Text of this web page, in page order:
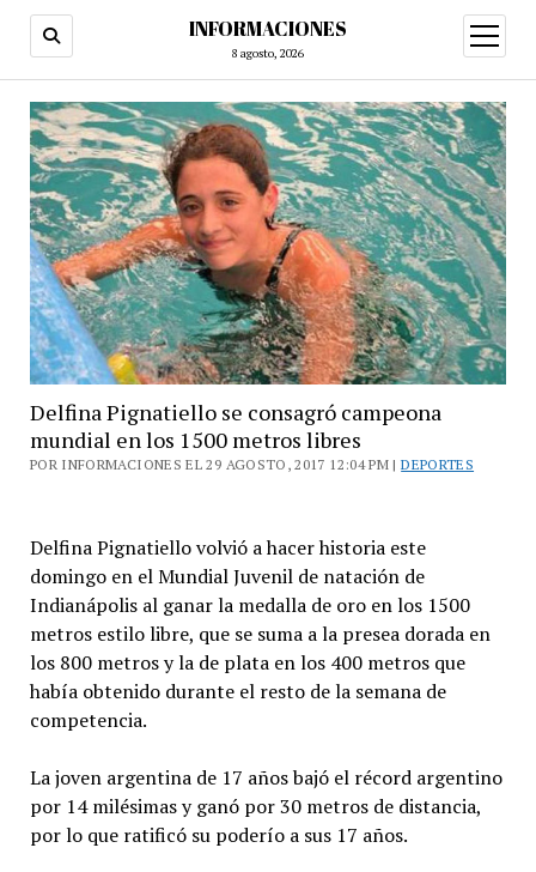
INFORMACIONES
8 agosto, 2026
abrir
menú
Delfina Pignatiello se consagró campeona
mundial en los 1500 metros libres
POR INFORMACIONES EL 29 AGOSTO, 2017 12:04 PM |DEPORTES
Delfina Pignatiello volvió a hacer historia este
domingo en el Mundial Juvenil de natación de
Indianápolis al ganar la medalla de oro en los 1500
metros estilo libre, que se suma a la presea dorada en
los 800 metros y la de plata en los 400 metros que
había obtenido durante el resto de la semana de
competencia.
La joven argentina de 17 años bajó el récord argentino
por 14 milésimas y ganó por 30 metros de distancia,
por lo que ratificó su poderío a sus 17 años.